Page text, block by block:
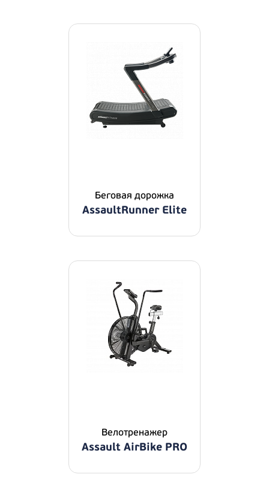
Беговая дорожка
AssaultRunner Elite
Велотренажер
Assault AirBike PRO